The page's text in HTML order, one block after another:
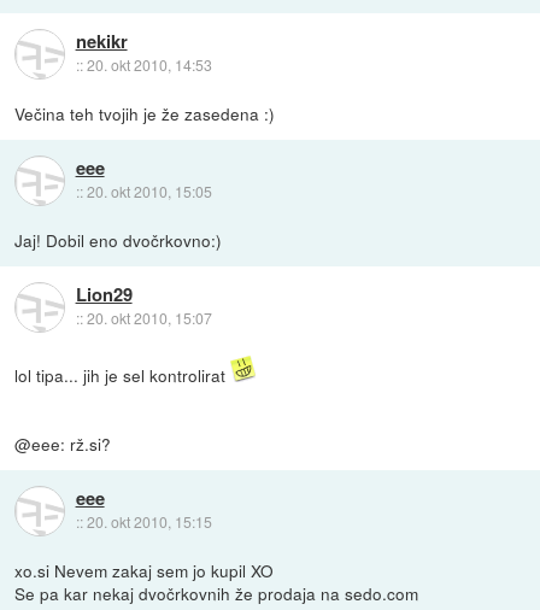
nekikr
::20. okt 2010, 14:53
Večina teh tvojih je že zasedena :)
eee
::20. okt 2010, 15:05
Jaj! Dobil eno dvočrkovno:)
Lion29
::20. okt 2010, 15:07
lol tipa... jih je sel kontrolirat
@eee: rž.si?
eee
::20. okt 2010, 15:15
xo.si Nevem zakaj sem jo kupil XO
Se pa kar nekaj dvočrkovnih že prodaja na sedo.com